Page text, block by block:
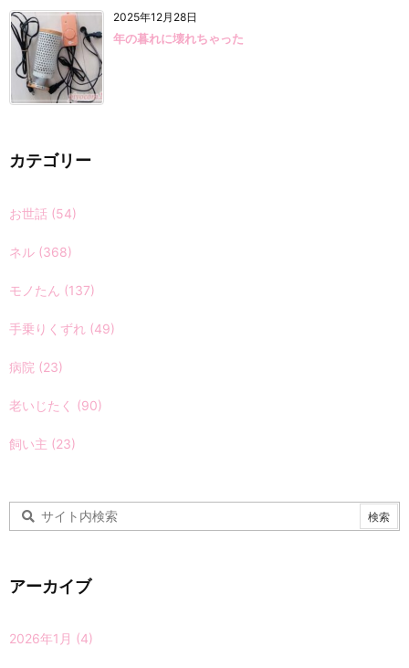
2025年12月28日
年の暮れに壊れちゃった
カテゴリー
お世話 (54)
ネル (368)
モノたん (137)
手乗りくずれ (49)
病院 (23)
老いじたく (90)
飼い主 (23)
アーカイブ
2026年1月 (4)